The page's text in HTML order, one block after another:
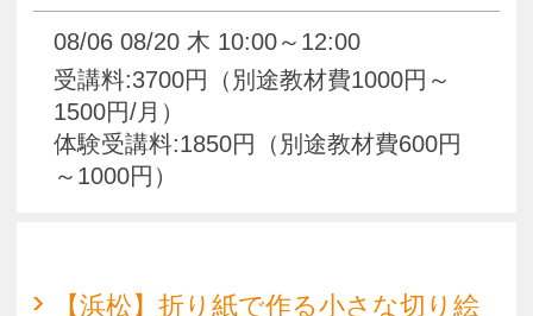
09/03 09/17 木 10:00～12:00
1500円/月）
体験受講料:1850円（別途教材費600円
～1000円）